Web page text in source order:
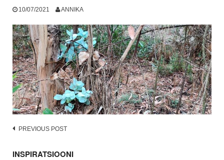
10/07/2021 ANNIKA
Post
PREVIOUS POST
INSPIRATSIOONI